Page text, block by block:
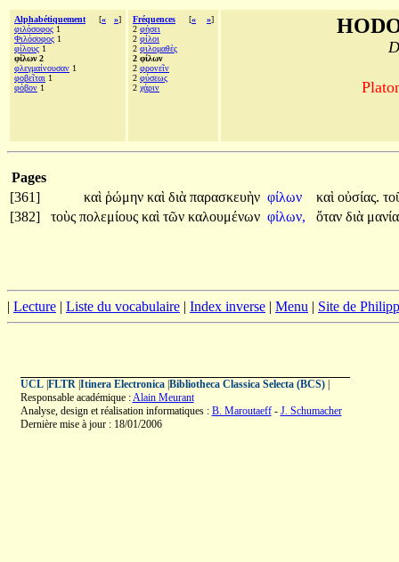
Alphabétiquement [« »]
φιλόσοφος 1
Φιλόσοφος 1
φίλους 1
φίλων 2
φλεγμαίνουσαν 1
φοβεῖται 1
φόβον 1
Fréquences [« »]
2 φήσει
2 φίλοι
2 φιλομαθὲς
2 φίλων
2 φρονεῖν
2 φύσεως
2 χάριν
Pages
[361]
καὶ ῥώμην καὶ διὰ παρασκευὴν φίλων καὶ οὐσίας.
[382]
τοὺς πολεμίους καὶ τῶν καλουμένων φίλων, ὅταν διὰ
| Lecture | Liste du vocabulaire | Index inverse | Menu | Site de
UCL| FLTR| Itinera Electronica| Bibliotheca Classica Selecta (BCS)|
Responsable académique :Alain Meurant
Analyse, design et réalisation informatiques : B. Maroutaeff- J. Schumacher
Dernière mise à jour : 18/01/2006